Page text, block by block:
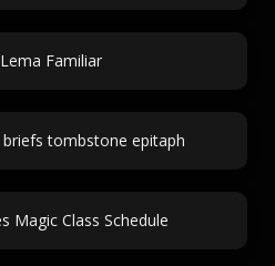
Lema Familiar
tombstone epitaph
Magic Class Schedule